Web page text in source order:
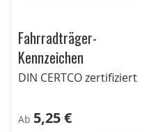
Fahrradträger-
Kennzeichen
DIN CERTCO zertifiziert
Ab 5,25 €